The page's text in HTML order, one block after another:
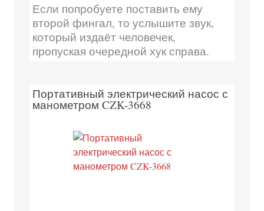
Если попробуете поставить ему
второй фингал, то услышите звук,
который издаёт человечек,
пропуская очередной хук справа.
Портативный электрический насос с
манометром CZK-3668